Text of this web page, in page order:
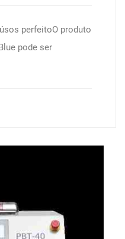
perfeitoO produto
pode ser